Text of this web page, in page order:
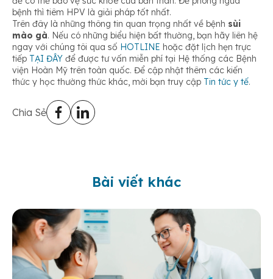
bệnh thì tiêm HPV là giải pháp tốt nhất.
Trên đây là những thông tin quan trọng nhất về bệnh sùi
mào gà. Nếu có những biểu hiện bất thường, bạn hãy liên hệ
ngay với chúng tôi qua số HOTLINE hoặc đặt lịch hẹn trực
tiếp TẠI ĐÂY để được tư vấn miễn phí tại Hệ thống các Bệnh
viện Hoàn Mỹ trên toàn quốc. Để cập nhật thêm các kiến
thức y học thường thức khác, mời bạn truy cập Tin tức y tế.
Chia Sẻ
Bài viết khác